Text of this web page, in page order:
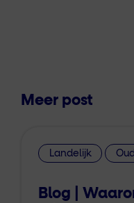
Meer post
Landelijk
Blog |